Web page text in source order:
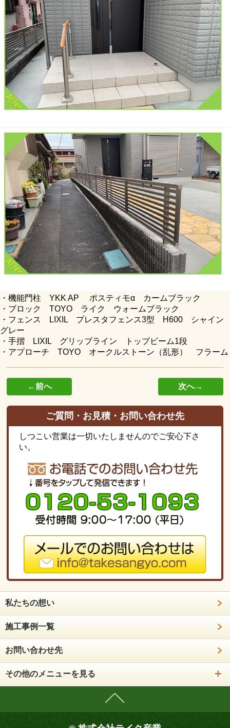
・機能門柱 YKK AP ポスティモα カームブラック
・ブロック TOYO ライク ウォームブラック
・フェンス LIXIL プレスタフェンス3型 H600 シャイン
グレー
・手摺 LIXIL グリップライン トップビーム1段
・アプローチ TOYO オークルストーン（乱形） フラーム
←前へ 次へ→
ご質問・お見積・お問い合わせ先
しつこい営業は一切いたしませんのでご安心下さ
い。
私たちの想い
施工事例一覧
お問い合わせ先
その他のメニューを見る